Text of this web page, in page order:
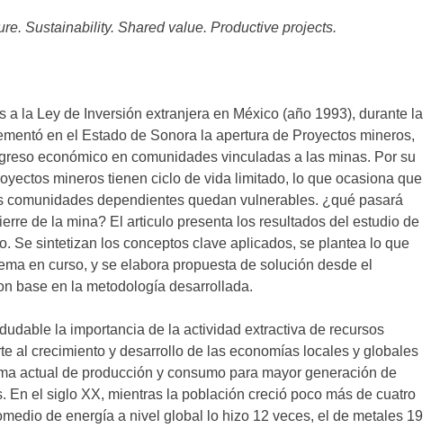
Sustainability. Shared value. Productive projects.
a la Ley de Inversión extranjera en México (año 1993), durante la
en el Estado de Sonora la apertura de Proyectos mineros,
económico en comunidades vinculadas a las minas. Por su
mineros tienen ciclo de vida limitado, lo que ocasiona que
comunidades dependientes quedan vulnerables. ¿qué pasará
de la mina? El articulo presenta los resultados del estudio de
Se sintetizan los conceptos clave aplicados, se plantea lo que
en curso, y se elabora propuesta de solución desde el
base en la metodología desarrollada.
la importancia de la actividad extractiva de recursos
al crecimiento y desarrollo de las economías locales y globales
actual de producción y consumo para mayor generación de
En el siglo XX, mientras la población creció poco más de cuatro
de energía a nivel global lo hizo 12 veces, el de metales 19